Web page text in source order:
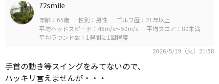
72smile
年齢：65歳 性別：男性
ゴルフ歴：21年以上
平均ヘッドスピード：46m/s～50m/s
平均スコア：80未満
平均ラウンド数：1週間に1回程度
2026/5/19（火）21:58
手首の動き等スイングをみてないので、
ハッキリ言えませんが・・・